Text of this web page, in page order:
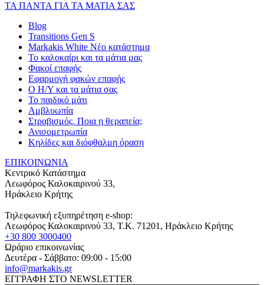
ΤΑ ΠΑΝΤΑ ΓΙΑ ΤΑ ΜΑΤΙΑ ΣΑΣ
Blog
Transitions Gen S
Markakis White Νέο κατάστημα
Το καλοκαίρι και τα μάτια μας
Φακοί επαφής
Εφαρμογή φακών επαφής
Ο Η/Υ και τα μάτια σας
Το παιδικό μάτι
Αμβλυωπία
Στραβισμός. Ποια η θεραπεία;
Ανισομετρωπία
Κηλίδες και διόφθαλμη όραση
ΕΠΙΚΟΙΝΩΝΙΑ
Κεντρικό Κατάστημα
Λεωφόρος Καλοκαιρινού 33,
Ηράκλειο Κρήτης
Τηλεφωνική εξυπηρέτηση e-shop:
Λεωφόρος Καλοκαιρινού 33, T.K. 71201, Ηράκλειο Κρήτης
+30 800 3000400
Ωράριο επικοινωνίας
Δευτέρα - Σάββατο: 09:00 - 15:00
info@markakis.gr
ΕΓΓΡΑΦΗ ΣΤΟ NEWSLETTER